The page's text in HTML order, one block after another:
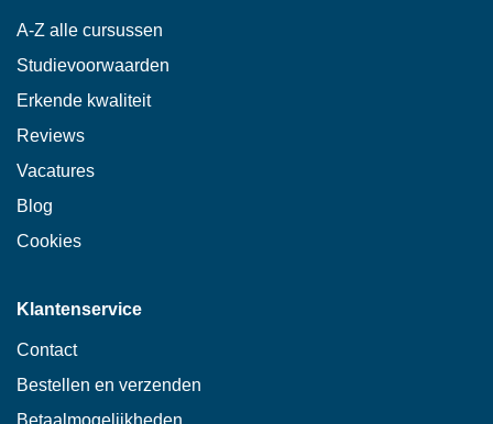
A-Z alle cursussen
Studievoorwaarden
Erkende kwaliteit
Reviews
Vacatures
Blog
Cookies
Klantenservice
Contact
Bestellen en verzenden
Betaalmogelijkheden